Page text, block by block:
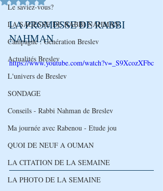
Le saviez-vous?
LA SAGESSE DE RABBI NAHMAN
Campagne : Génération Breslev
Actualités Breslev
L'univers de Breslev
SONDAGE
Conseils - Rabbi Nahman de Breslev
Ma journée avec Rabenou - Etude jou
QUOI DE NEUF A OUMAN
LA CITATION DE LA SEMAINE
LA PHOTO DE LA SEMAINE
LA PROMESSE DE RABBI
NAHMAN
https://www.youtube.com/watch?v=_S9XcozXFbc